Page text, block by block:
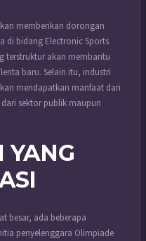
memberikan dorongan
di bidang Electronic Sports.
terstruktur akan membantu
baru. Selain itu, industri
mendapatkan manfaat dari
sektor publik maupun
YANG
besar, ada beberapa
penyelenggara Olimpiade